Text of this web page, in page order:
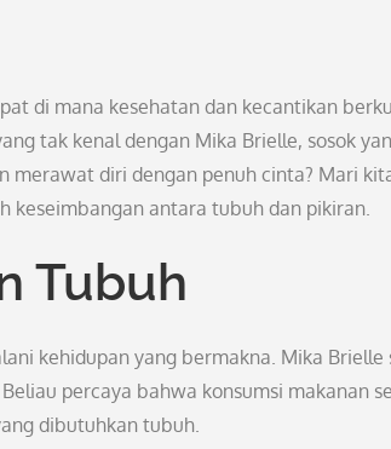
di mana kesehatan dan kecantikan
tak kenal dengan Mika Brielle, sosok
merawat diri dengan penuh cinta? Mari
keseimbangan antara tubuh dan pikiran.
Tubuh
kehidupan yang bermakna. Mika Brielle
percaya bahwa konsumsi makanan
dibutuhkan tubuh.